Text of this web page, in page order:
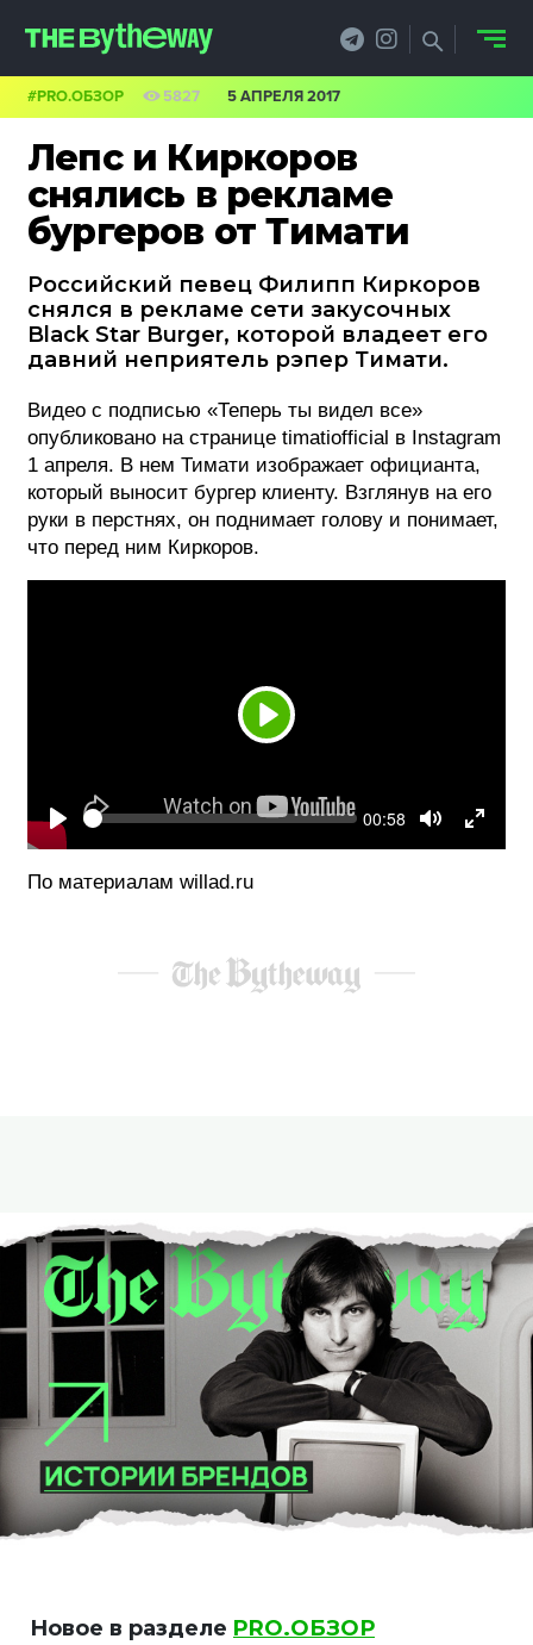
Лепс и Киркоров
снялись в рекламе
бургеров от Тимати
Российский певец Филипп Киркоров
снялся в рекламе сети закусочных
Black Star Burger, которой владеет его
давний неприятель рэпер Тимати.
#PRO.ОБЗОР 5827 5 АПРЕЛЯ 2017
Видео с подписью «Теперь ты видел все»
опубликовано на странице timatiofficial в Instagram
1 апреля. В нем Тимати изображает официанта,
который выносит бургер клиенту. Взглянув на его
руки в перстнях, он поднимает голову и понимает,
что перед ним Киркоров.
Play
Play
Seek Current
00:58
По материалам willad.ru
Новое в разделе PRO.ОБЗОР
PRO.ОБЗОР
КЕЙСЫ
ФИЛОСОФИЯ
КРЕАТИВА
БИЗНЕС И
ТЕХНОЛОГИИ
ФЕСТИВАЛИ
ФОТОГРАФИЯ
О ПРОЕКТЕ
КОНТАКТЫ